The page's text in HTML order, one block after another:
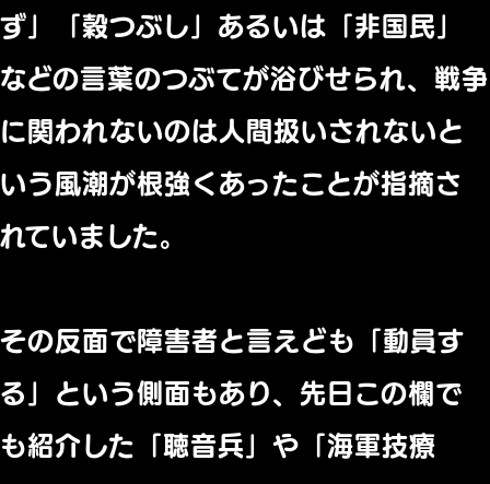
ず」「穀つぶし」あるいは「非国民」
などの言葉のつぶてが浴びせられ、戦争
に関われないのは人間扱いされないと
いう風潮が根強くあったことが指摘さ
れていました。
その反面で障害者と言えども「動員す
る」という側面もあり、先日この欄で
も紹介した「聴音兵」や「海軍技療